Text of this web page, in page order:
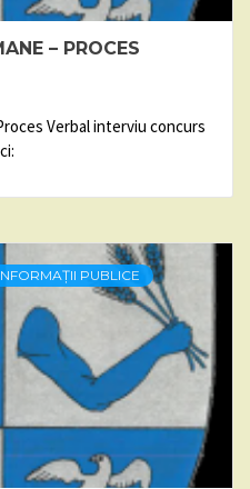
– PROCES
Verbal interviu concurs
PUBLICE